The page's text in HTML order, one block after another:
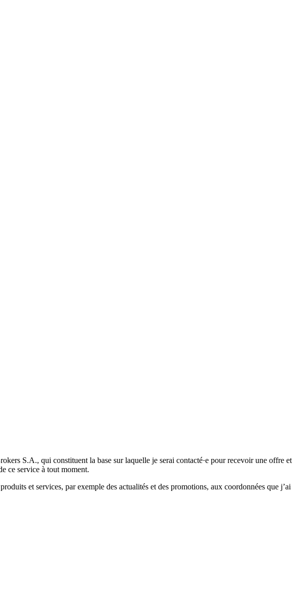
S.A., qui constituent la base sur laquelle je serai contacté·e pour recevoir une offre et
ce service à tout moment.
et services, par exemple des actualités et des promotions, aux coordonnées que j’ai